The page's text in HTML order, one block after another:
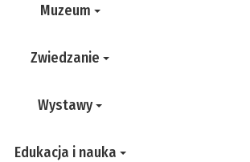
Muzeum
Zwiedzanie
Wystawy
Edukacja i nauka